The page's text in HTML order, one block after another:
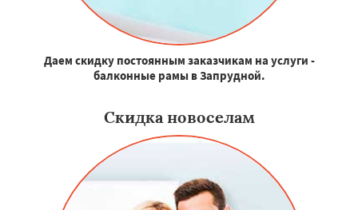
Даем скидку постоянным заказчикам на услуги -
балконные рамы в Запрудной.
Скидка новоселам